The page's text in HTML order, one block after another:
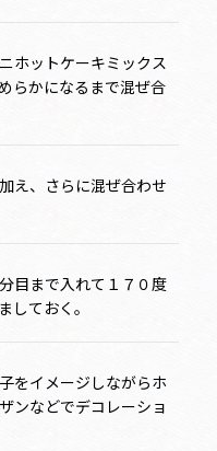
ホットケーキミックス
らかになるまで混ぜ合
え、さらに混ぜ合わせ
目まで入れて１７０度
しておく。
をイメージしながらホ
ンなどでデコレーショ